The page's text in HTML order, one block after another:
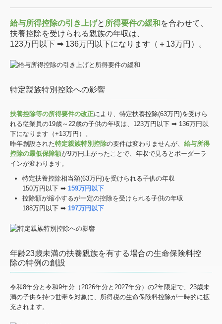
給与所得控除の引き上げと 所得要件の緩和 を合わせて、
扶養控除を受けられる親族の年収は、
123万円以下 ➡ 136万円以下になります（＋13万円）。
特定親族特別控除への影響
扶養控除等の所得要件の改正により、特定扶養控除(63万円)を受けら
れる従業員の19歳～22歳の子供の年収は、123万円以下 ➡ 136万円以
下になります（+13万円）。
昨年創設された特定親族特別控除の要件は変わりませんが、 給与所得
控除の最低保障額が9万円上がったことで、年収で見るとボーダーラ
インが変わります。
特定扶養控除相当額(63万円)を受けられる子供の年収
150万円以下 ➡ 159万円以下
控除額が縮小するが一定の控除を受けられる子供の年収
188万円以下 ➡ 197万円以下
年齢23歳未満の扶養親族を有する場合の生命保険料控
除の特例の創設
令和8年分と令和9年分（2026年分と2027年分）の2年限定で、23歳未
満の子供を持つ世帯を対象に、所得税の生命保険料控除が一時的に拡
充されます。